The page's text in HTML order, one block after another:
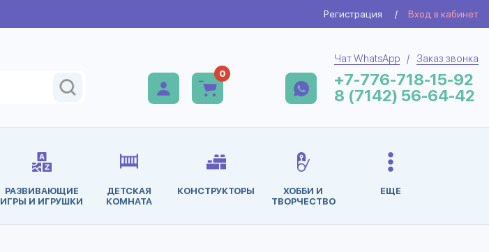
Регистрация / Вход в кабинет
0
Чат WhatsApp / Заказ звонка
+7-776-718-15-92
8 (7142) 56-64-42
РАЗВИВАЮЩИЕ
ИГРЫ И ИГРУШКИ
ДЕТСКАЯ
КОМНАТА
КОНСТРУКТОРЫ
ХОББИ И
ТВОРЧЕСТВО
ЕЩЕ